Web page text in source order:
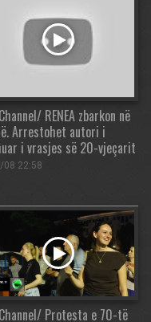
RENEA zbarkon në
Arrestohet autori i
i vrasjes së 20-vjeçarit
22:58
Protesta e 70-të